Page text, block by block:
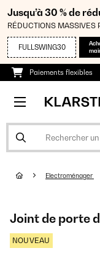
Jusqu’à 30 % de
RÉDUCTIONS MASSIVES
FULLSWING30
Paiements flexibles
Electroménager
Joint de porte
NOUVEAU